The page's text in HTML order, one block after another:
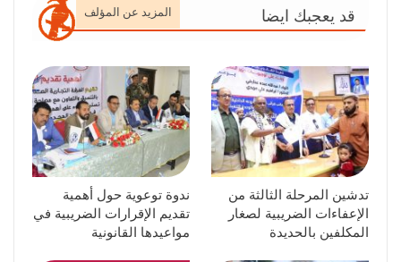
قد يعجبك ايضا المزيد عن المؤلف
تدشين المرحلة الثالثة من
الإعفاءات الضريبية لصغار
المكلفين بالحديدة
ندوة توعوية حول أهمية
تقديم الإقرارات الضريبية في
مواعيدها القانونية